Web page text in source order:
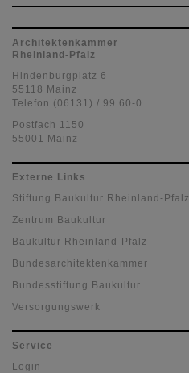
Architektenkammer
Rheinland-Pfalz
Hindenburgplatz 6
55118 Mainz
Telefon (06131) / 99 60-0
Postfach 1150
55001 Mainz
Externe Links
Stiftung Baukultur Rheinland-Pfalz
Zentrum Baukultur
Baukultur Rheinland-Pfalz
Bundesarchitektenkammer
Bundesstiftung Baukultur
Versorgungswerk
Service
Login